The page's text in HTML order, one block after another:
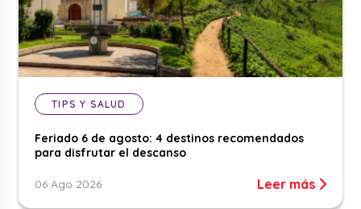
TIPS Y SALUD
Feriado 6 de agosto: 4 destinos recomendados
para disfrutar el descanso
06 Ago 2026 Leer más